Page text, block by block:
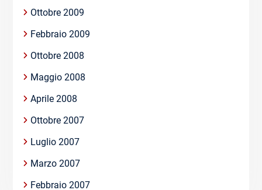
Ottobre 2009
Febbraio 2009
Ottobre 2008
Maggio 2008
Aprile 2008
Ottobre 2007
Luglio 2007
Marzo 2007
Febbraio 2007